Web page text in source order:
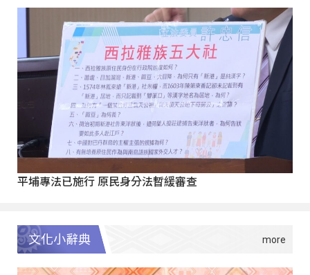
平埔專法已施行 原民身分法暫緩審查
文化小辭典